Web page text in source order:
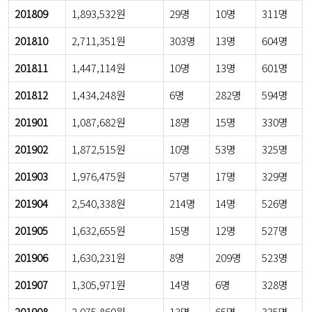
201809
1,893,532원 29명 10명
311명
201810
2,711,351원 303명 13명
604명
201811
1,447,114원 10명 13명
601명
201812
1,434,248원 6명 282명
594명
201901
1,087,682원 18명 15명
330명
201902
1,872,515원 10명 53명
325명
201903
1,976,475원 57명 17명
329명
201904
2,540,338원 214명 14명
526명
201905
1,632,655원 15명 12명
527명
201906
1,630,231원 8명 209명
523명
201907
1,305,971원 14명 6명
328명